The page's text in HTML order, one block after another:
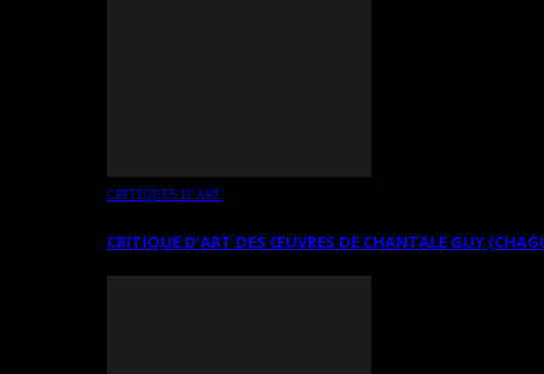
CRITIQUES D’ART
CRITIQUE D’ART DES ŒUVRES DE CHANTALE GUY